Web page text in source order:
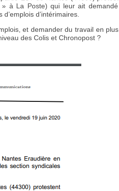
» à La Poste) qui leur ait
d’intérimaires.
et demander du travail en
des Colis et Chronopost ?